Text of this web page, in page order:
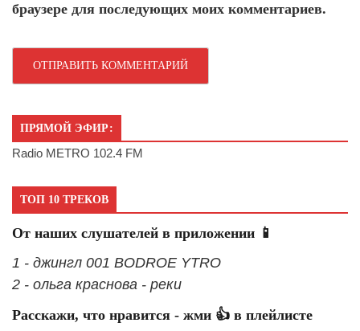
браузере для последующих моих комментариев.
ПРЯМОЙ ЭФИР:
Radio METRO 102.4 FM
ТОП 10 ТРЕКОВ
От наших слушателей в приложении 📱
1 - джингл 001 BODROE YTRO
2 - ольга краснова - реки
Расскажи, что нравится - жми 👍 в плейлисте